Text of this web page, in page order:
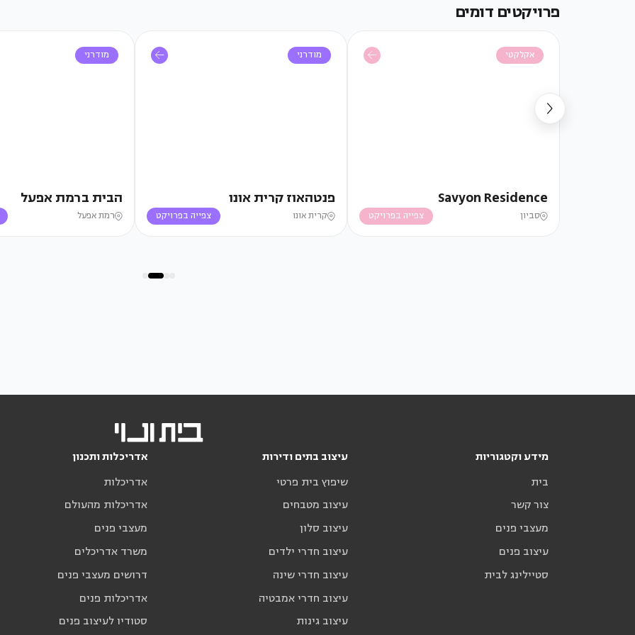
פרויקטים דומים
אקלקטי
Savyon Residence
סביון צפייה בפרויקט
מודרני
פנטהאוז קרית אונו
קרית אונו צפייה בפרויקט
מודרני
הבית ברמת אפעל
רמת אפעל
מידע וקטגוריות
בית
צור קשר
מעצבי פנים
עיצוב פנים
סטיילינג לבית
עיצוב בתים ודירות
שיפוץ בית פרטי
עיצוב מטבחים
עיצוב סלון
עיצוב חדרי ילדים
עיצוב חדרי שינה
עיצוב חדרי אמבטיה
עיצוב גינות
אדריכלות ותכנון
אדריכלות
אדריכלות מהעולם
מעצבי פנים
משרד אדריכלים
דרושים מעצבי פנים
אדריכלות פנים
סטודיו לעיצוב פנים